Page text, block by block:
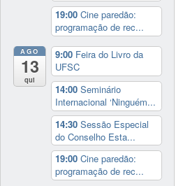
19:00Cine paredão:
programação de rec...
AGO
13
qui
9:00 Feira do Livro da
UFSC
14:00Seminário
Internacional ‘Ninguém...
14:30Sessão Especial
do Conselho Esta...
19:00Cine paredão:
programação de rec...